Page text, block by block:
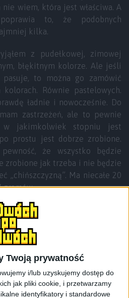
Twoją prywatność
i/lub uzyskujemy dostęp do
jak pliki cookie, i przetwarzamy
identyfikatory i standardowe
wiem, która jest właściwa. A
to, że podobnych
kilka.
z pudełkowej, zimowej
błękitnym kolorze. Ale jeśli
to można go zamówić
Równie pastelowych.
ładnie i nowocześnie. Do
zastrzeżeń, ale to pewnie
jakimkolwiek stopniu jest
prostu jest dobrze zrobione.
że wszystko będzie
zrobione jak trzeba i nie będzie
„chińszczyzną”. Ma niecałe 20
gramów.